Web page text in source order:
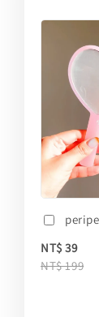
NT$ 39
NT$ 199